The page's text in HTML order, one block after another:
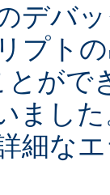
デバ
プト
とがで
まし
細な